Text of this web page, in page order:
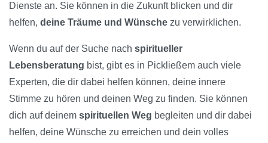
Dienste an. Sie können in die Zukunft blicken und dir
helfen, deine Träume und Wünsche zu verwirklichen.
Wenn du auf der Suche nach spiritueller
Lebensberatung bist, gibt es in Pickließem auch viele
Experten, die dir dabei helfen können, deine innere
Stimme zu hören und deinen Weg zu finden. Sie können
dich auf deinem spirituellen Weg begleiten und dir dabei
helfen, deine Wünsche zu erreichen und dein volles